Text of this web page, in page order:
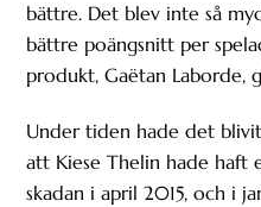
bättre. Det blev inte så
bättre poängsnitt per
produkt, Gaëtan Laborde,
Under tiden hade det
att Kiese Thelin hade haft
skadan i april 2015, och i